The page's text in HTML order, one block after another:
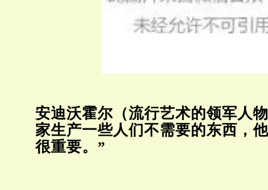
安迪沃霍尔（流行艺术的领军人
家生产一些人们不需要的东西，
很重要。”